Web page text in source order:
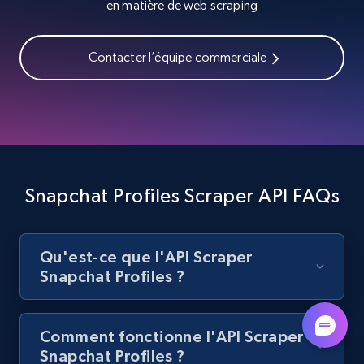
more.
1.3K+ 124+ Essai gratuit
Comment id, Comment text, Likes, Replies,
Username, Username md5, User channel, Date,
1.3K+ 113+ Essai gratuit
Pinterest - Posts
en matière de web scraping
Contacter l’équipe commerciale
Snapchat Profiles Scraper API FAQs
Qu'est-ce que l'API Scraper
Snapchat Profiles ?
Comment fonctionne l'API Scraper
Snapchat Profiles ?